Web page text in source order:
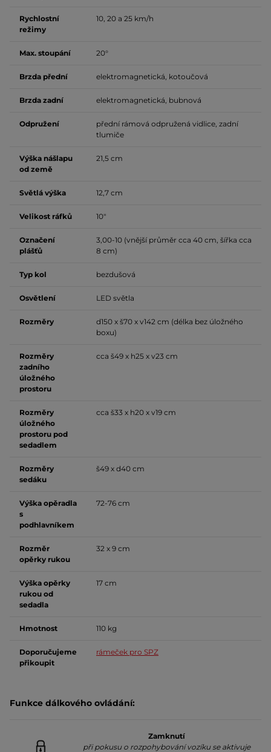
Rychlostní
režimy
10, 20 a 25 km/h
Max. stoupání 20°
Brzda přední elektromagnetická, kotoučová
Brzda zadní elektromagnetická, bubnová
Odpružení
přední rámová odpružená vidlice, zadní
tlumiče
Výška nášlapu
od země
21,5 cm
Světlá výška 12,7 cm
Velikost ráfků 10"
Označení
plášťů
3,00-10 (vnější průměr cca 40 cm, šířka cca
8 cm)
Typ kol bezdušová
Osvětlení LED světla
Rozměry
d150 x š70 x v142 cm (délka bez úložného
boxu)
Rozměry
zadního
úložného
prostoru
cca š49 x h25 x v23 cm
Rozměry
úložného
prostoru pod
sedadlem
cca š33 x h20 x v19 cm
Rozměry
sedáku
š49 x d40 cm
Výška opěradla
s
podhlavníkem
72-76 cm
Rozměr
opěrky rukou
32 x 9 cm
Výška opěrky
rukou od
sedadla
17 cm
Hmotnost 110 kg
Doporučujeme
přikoupit
rámeček pro SPZ
Funkce dálkového ovládání:
Zamknutí
při pokusu o rozpohybování vozíku se aktivuje